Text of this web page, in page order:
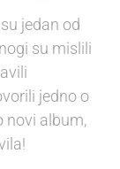
jedan od
su mislili
jedno o
novi album,